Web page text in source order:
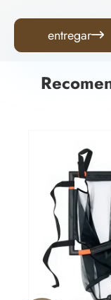
entregar